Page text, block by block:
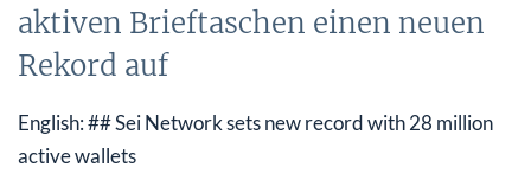
aktiven Brieftaschen einen neuen
Rekord auf
English: ## Sei Network sets new record with 28 million
active wallets